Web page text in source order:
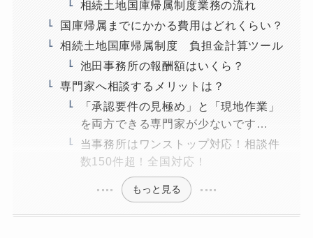
相続土地国庫帰属制度業務の流れ
国庫帰属までにかかる費用はどれくらい？
相続土地国庫帰属制度 負担金計算ツール
池田事務所の報酬額はいくら？
専門家へ相談するメリットは？
「承認要件の見極め」と「現地作業」
を両方できる専門家が少ないです…
当事務所はワンストップ対応！相談件
数150件超！全国対応！
もっと見る